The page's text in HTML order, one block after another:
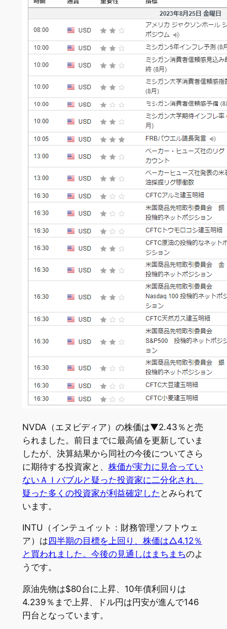
NVDA（エヌビディア）の株価は▼2.43％と売
られました。前日までに最高値を更新していま
したが、決算結果から同社の今後についてさら
に期待する投資家と、 株価が実力に見合ってい
ないＡＩバブルと疑った投資家に二分化され、
疑った多くの投資家が利益確定した とみられて
います。
INTU（インテュイット：財務管理ソフトウェ
ア）は四半期の目標を上回り、株価は△4.12％
と買われました。今後の見通しはまちまちのよ
うです。
原油先物は$80台に上昇、10年債利回りは
4.239％まで上昇、ドル円は円安が進んで146
円台となっています。